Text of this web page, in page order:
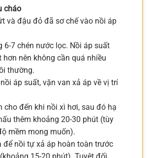
cháo
và đậu đỏ đã sơ chế vào nồi áp
6-7 chén nước lọc. Nồi áp suất
nên không cần quá nhiều
thường.
áp suất, vặn van xả áp về vị trí
cho đến khi nồi xì hơi, sau đó hạ
thêm khoảng 20-30 phút (tùy
mềm mong muốn).
để nồi tự xả áp hoàn toàn trước